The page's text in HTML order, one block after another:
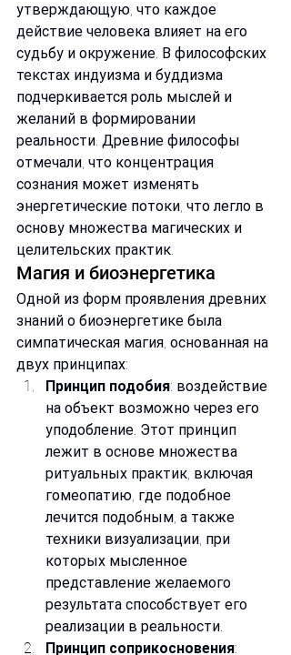
утверждающую, что каждое
действие человека влияет на его
судьбу и окружение. В философских
текстах индуизма и буддизма
подчеркивается роль мыслей и
желаний в формировании
реальности. Древние философы
отмечали, что концентрация
сознания может изменять
энергетические потоки, что легло в
основу множества магических и
целительских практик.
Магия и биоэнергетика
Одной из форм проявления древних
знаний о биоэнергетике была
симпатическая магия, основанная на
двух принципах:
Принцип подобия: воздействие
на объект возможно через его
уподобление. Этот принцип
лежит в основе множества
ритуальных практик, включая
гомеопатию, где подобное
лечится подобным, а также
техники визуализации, при
которых мысленное
представление желаемого
результата способствует его
реализации в реальности.
Принцип соприкосновения: